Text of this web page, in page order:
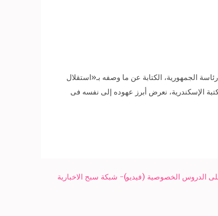
كتبها الرئيس الراحل أنور السادات بخط يده، ليبدأ فى 4 ورقات، من أوراق رئاسة الجمهورية، الكتابة عن ما وصفه بـ«استقلال
مكتبة الإسكندرية، نعرض أبرز عهوده إلى نفسه فى
الدروس الخصوصية (فيديو)- شبكة سبح الاخبارية